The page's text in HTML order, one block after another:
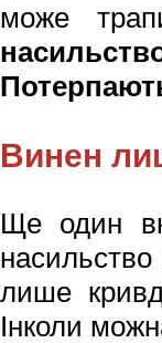
може
Винен
Ще один
лише
Інколи